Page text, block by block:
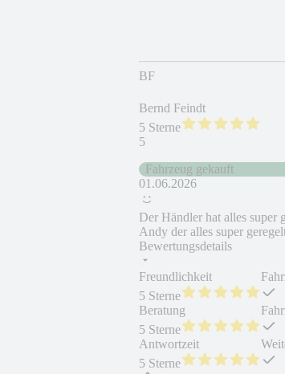
BF
Bernd Feindt
5 Sterne
5
Fahrzeug gekauft
01.06.2026
Der Händler hat alles super
Andy der alles super
Bewertungsdetails
Freundlichkeit
5 Sterne
Beratung
5 Sterne
Antwortzeit
5 Sterne